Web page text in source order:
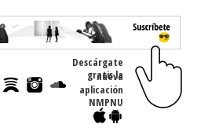
Descárgate
gratis la nueva
aplicación
NMPNU